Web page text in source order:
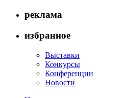
реклама
избранное
Выставки
Конкурсы
Конференции
Новости